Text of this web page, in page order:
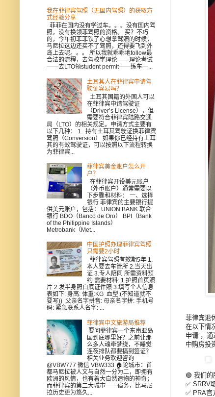
菲律宾退
在以下情
申请”，
中购房投
🟢 我们的
✅ SRRV
✅ PRA官
我在菲律宾驾照（无国内驾照）的获取方
式经验分享
菲菲在国内没有学过车。。。没有国内驾
照，没有换领菲驾照的资格。 买？不巧
的，今年初菲菲铁了心想拿驾照的时候，
马尼拉这边还买不了驾照，还得要飞到外
岛上去呢。。。 所以我就乖乖地follow最
合法的流程，去驾校学理论——理论考试
——去LTO领student permit——练车—...
土耳其人在菲律宾申请驾
驶证容易吗？
土耳其国籍的外国人可以
在菲律宾申请驾驶证
（Driver’s License），但
需要符合菲律宾陆路交通
局（LTO）的相关规定。申请方式主要有
以下几种： 1. 持有土耳其驾驶证换菲律宾
驾照（Conversion） 如果你已经持有土耳
其的有效驾驶证，可以按照以下流程转换
为菲律宾...
菲律宾美金账户怎么开
户？
在菲律宾开设美元账户
（外币账户）通常需要以
下步骤和材料： 一、选择
银行 菲律宾的主要银行提
供美元账户，包括： UNION BANK 联合
银行 BDO（Banco de Oro） BPI（Bank
of the Philippine Islands）
Metrobank（Met...
中国护照办理菲律宾驾照
只需要2小时
菲律宾驾照有效期5年 1.
本人要去车管所 2.当天出
证 3.专人陪同 所需资料预
约 需要材料: 1.护照首页照
片 2.发半身照白底证件照 3.填写个人信息
表如下: 身高: 体重:KG 血型:(不知道就不
要写)) 父亲名字拼音: 母亲名字拼: 手机号
码: 紧急联系人名字: ...
菲律宾中文旅游局推荐
要问菲律宾一个东南亚岛
国到底哪里好？之前让那
么多人魂牵梦绕，不睡觉
连夜排队都要搞到签证？
相关业务欢迎咨询
@VBW777 微信 VBW333 🏠论城市：首
都马尼拉被人文与自然一分为二，即拥有
欧洲的风情，也有着大自然造物的神奇；
而菲律宾的第二大城市——宿务，比马尼
拉历史更为悠久...